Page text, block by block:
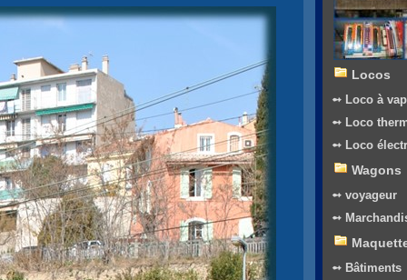
Locos
➻ Loco à
➻ Loco
➻ Loco
Wagons
➻ voyageur
➻
➻ Bâtiments